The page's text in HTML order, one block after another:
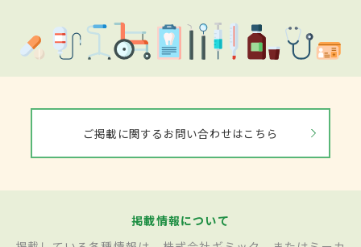
ご掲載に関するお問い合わせはこちら
掲載情報について